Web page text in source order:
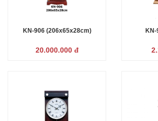
KN-906 (206x65x28cm)
20.000.000 đ
KN-